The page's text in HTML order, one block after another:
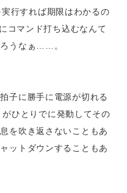
行すれば期限はわかるの
コマンド打ち込むなんて
うなぁ……。
子に勝手に電源が切れる
ひとりでに発動してその
を吹き返さないこともあ
ットダウンすることもあ